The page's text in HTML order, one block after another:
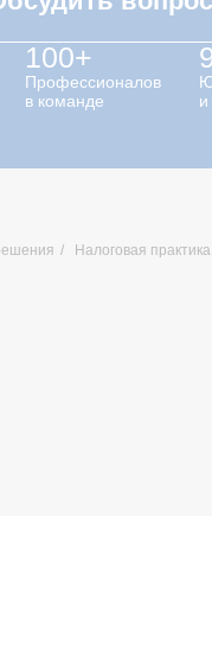
/ Налоговая практика